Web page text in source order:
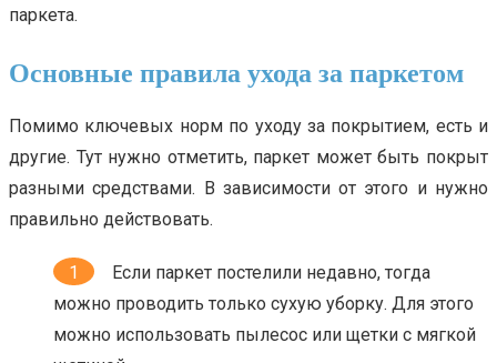
паркета.
Основные правила ухода за паркетом
Помимо ключевых норм по уходу за покрытием, есть и
другие. Тут нужно отметить, паркет может быть покрыт
разными средствами. В зависимости от этого и нужно
правильно действовать.
Если паркет постелили недавно, тогда
можно проводить только сухую уборку. Для этого
можно использовать пылесос или щетки с мягкой